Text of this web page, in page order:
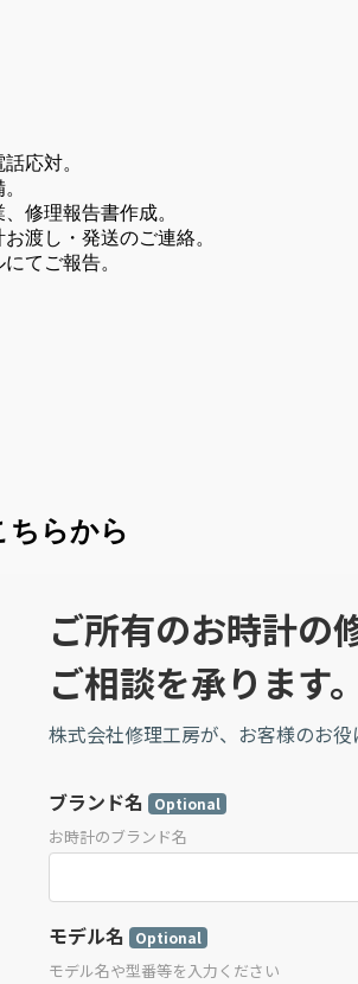
応対。
修理報告書作成。
渡し・発送のご連絡。
てご報告。
ちらから